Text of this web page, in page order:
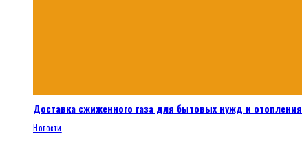
Доставка сжиженного газа для бытовых нужд и отопления
Новости